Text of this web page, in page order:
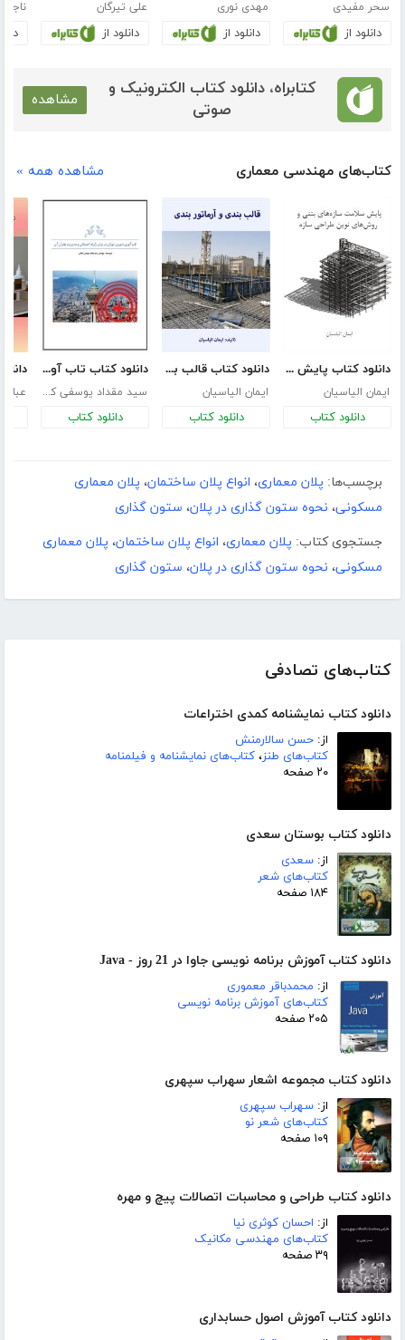
کتاب‌های تصادفی
دانلود کتاب نمایشنامه کمدی اختراعات
از: حسن سالارمنش
کتاب‌های طنز، کتاب‌های نمایشنامه و فیلمنامه
۲۰ صفحه
دانلود کتاب بوستان سعدی
از: سعدی
کتاب‌های شعر
۱۸۴ صفحه
دانلود کتاب آموزش برنامه نویسی جاوا در 21 روز - Java
از: محمدباقر معموری
کتاب‌های آموزش برنامه نویسی
۲۰۵ صفحه
دانلود کتاب مجموعه اشعار سهراب سپهری
از: سهراب سپهری
کتاب‌های شعر نو
۱۰۹ صفحه
دانلود کتاب طراحی و محاسبات اتصالات پیچ و مهره
از: احسان کوثری نیا
کتاب‌های مهندسی مکانیک
۳۹ صفحه
دانلود کتاب آموزش اصول حسابداری
سحر مفیدی
دانلود از
مهدی نوری
دانلود از
علی تیرگان
دانلود از
ناجی
کتابراه، دانلود کتاب الکترونیک و
صوتی
مشاهده
کتاب‌های مهندسی معماری مشاهده همه »
دانلود کتاب پایش سلامت سازه‌های بتنی و روش‌های نوین طراحی سازه
ایمان الیاسیان
دانلود کتاب
دانلود کتاب قالب بندی و آرماتور بندی
ایمان الیاسیان
دانلود کتاب
دانلود کتاب تاب آوری شهری تهران در برابر زلزله احتمالی و مدیریت بحران آن
سید مقداد یوسفی کنعانی
دانلود کتاب
عباس
برچسب‌ها: پلان معماری، انواع پلان ساختمان، پلان معماری
مسکونی، نحوه ستون گذاری در پلان، ستون گذاری
جستجوی کتاب: پلان معماری، انواع پلان ساختمان، پلان معماری
مسکونی، نحوه ستون گذاری در پلان، ستون گذاری